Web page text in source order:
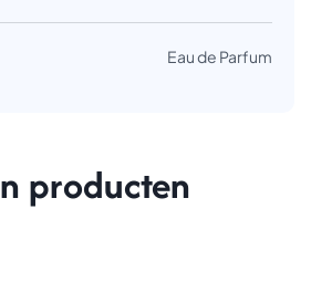
Eau de Parfum
producten